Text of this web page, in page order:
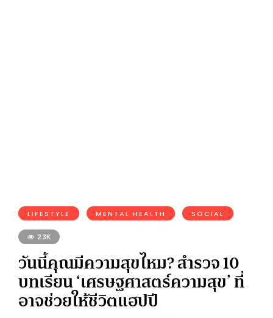
LIFESTYLE MENTAL HEALTH SOCIAL
2.3K
วันนี้คุณมีความสุขไหม? สำรวจ 10
บทเรียน ‘เศรษฐศาสตร์ความสุข’ ที่
อาจช่วยให้ชีวิตแฮปปี